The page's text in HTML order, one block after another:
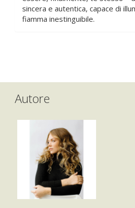
sincera e autentica, capace di
fiamma inestinguibile.
Autore